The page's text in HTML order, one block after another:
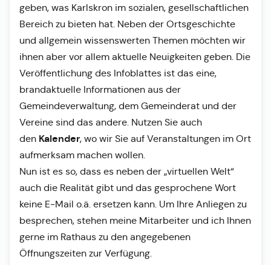
geben, was Karlskron im sozialen, gesellschaftlichen
Bereich zu bieten hat. Neben der Ortsgeschichte
und allgemein wissenswerten Themen möchten wir
ihnen aber vor allem aktuelle Neuigkeiten geben. Die
Veröffentlichung des Infoblattes ist das eine,
brandaktuelle Informationen aus der
Gemeindeverwaltung, dem Gemeinderat und der
Vereine sind das andere. Nutzen Sie auch
den Kalender, wo wir Sie auf Veranstaltungen im Ort
aufmerksam machen wollen.
Nun ist es so, dass es neben der „virtuellen Welt“
auch die Realität gibt und das gesprochene Wort
keine E-Mail o.ä. ersetzen kann. Um Ihre Anliegen zu
besprechen, stehen meine Mitarbeiter und ich Ihnen
gerne im Rathaus zu den angegebenen
Öffnungszeiten zur Verfügung.